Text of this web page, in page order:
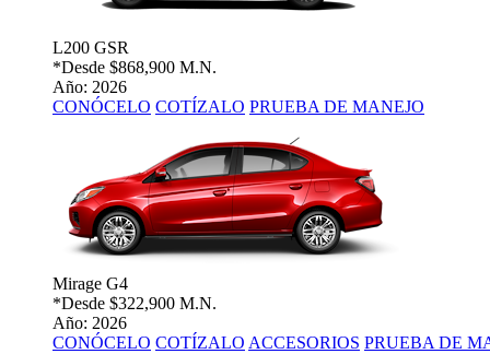
L200 GSR
*Desde $868,900 M.N.
Año: 2026
CONÓCELO COTÍZALO PRUEBA DE MANEJO
Mirage G4
*Desde $322,900 M.N.
Año: 2026
CONÓCELO COTÍZALO ACCESORIOS PRUEBA DE